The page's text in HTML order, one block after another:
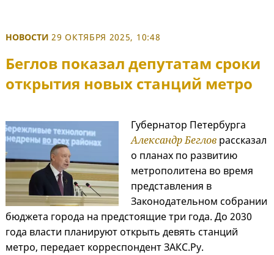
НОВОСТИ 29 ОКТЯБРЯ 2025, 10:48
Беглов показал депутатам сроки
открытия новых станций метро
Губернатор Петербурга
Александр Бегловрассказал
о планах по развитию
метрополитена во время
представления в
Законодательном собрании
бюджета города на предстоящие три года. До 2030
года власти планируют открыть девять станций
метро, передает корреспондент ЗАКС.Ру.